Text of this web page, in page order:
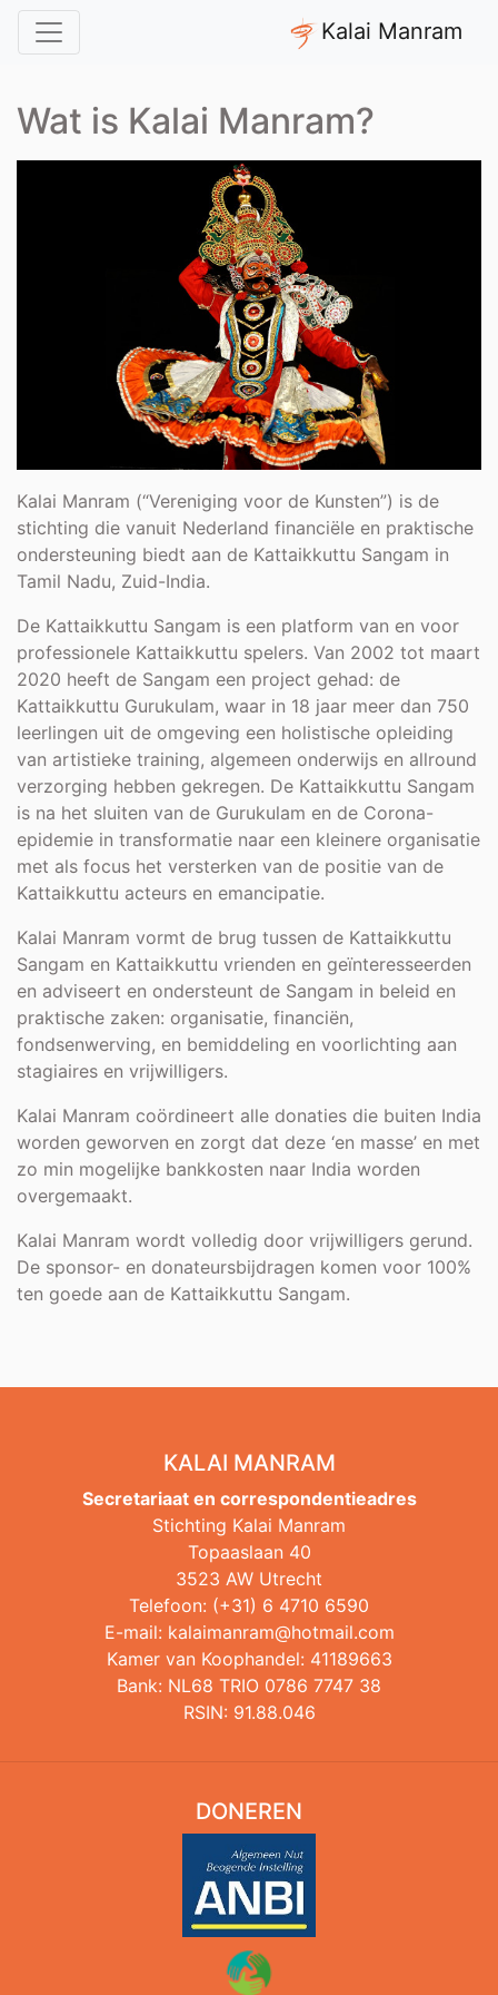
Kalai Manram
Wat is Kalai Manram?
Kalai Manram (“Vereniging voor de Kunsten”) is de
stichting die vanuit Nederland financiële en praktische
ondersteuning biedt aan de Kattaikkuttu Sangam in
Tamil Nadu, Zuid-India.
De Kattaikkuttu Sangam is een platform van en voor
professionele Kattaikkuttu spelers. Van 2002 tot maart
2020 heeft de Sangam een project gehad: de
Kattaikkuttu Gurukulam, waar in 18 jaar meer dan 750
leerlingen uit de omgeving een holistische opleiding
van artistieke training, algemeen onderwijs en allround
verzorging hebben gekregen. De Kattaikkuttu Sangam
is na het sluiten van de Gurukulam en de Corona-
epidemie in transformatie naar een kleinere organisatie
met als focus het versterken van de positie van de
Kattaikkuttu acteurs en emancipatie.
Kalai Manram vormt de brug tussen de Kattaikkuttu
Sangam en Kattaikkuttu vrienden en geïnteresseerden
en adviseert en ondersteunt de Sangam in beleid en
praktische zaken: organisatie, financiën,
fondsenwerving, en bemiddeling en voorlichting aan
stagiaires en vrijwilligers.
Kalai Manram coördineert alle donaties die buiten India
worden geworven en zorgt dat deze ‘en masse’ en met
zo min mogelijke bankkosten naar India worden
overgemaakt.
Kalai Manram wordt volledig door vrijwilligers gerund.
De sponsor- en donateursbijdragen komen voor 100%
ten goede aan de Kattaikkuttu Sangam.
KALAI MANRAM
Secretariaat en correspondentieadres
Stichting Kalai Manram
Topaaslaan 40
3523 AW Utrecht
Telefoon: (+31) 6 4710 6590
E-mail: kalaimanram@hotmail.com
Kamer van Koophandel: 41189663
Bank: NL68 TRIO 0786 7747 38
RSIN: 91.88.046
DONEREN